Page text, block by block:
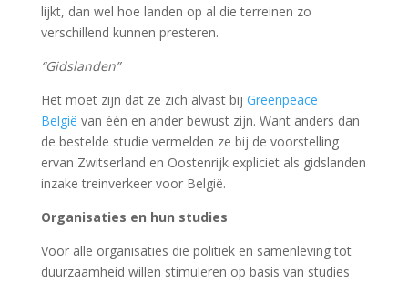
lijkt, dan wel hoe landen op al die terreinen zo
verschillend kunnen presteren.
“Gidslanden”
Het moet zijn dat ze zich alvast bij Greenpeace
België van één en ander bewust zijn. Want anders dan
de bestelde studie vermelden ze bij de voorstelling
ervan Zwitserland en Oostenrijk expliciet als gidslanden
inzake treinverkeer voor België.
Organisaties en hun studies
Voor alle organisaties die politiek en samenleving tot
duurzaamheid willen stimuleren op basis van studies